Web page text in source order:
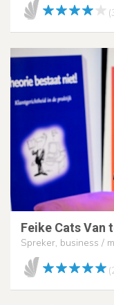
Feike Cats Van
Spreker, business /